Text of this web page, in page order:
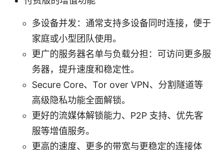
多设备并发：通常支持多设备同时连接，便于
家庭或小型团队使用。
更广的服务器名单与负载分担：可访问更多服
务器，提升速度和稳定性。
Secure Core、Tor over VPN、分割隧道等
高级隐私功能全面解锁。
更好的流媒体解锁能力、P2P 支持、优先客
服等增值服务。
更高的速度、更多的带宽与更稳定的连接体